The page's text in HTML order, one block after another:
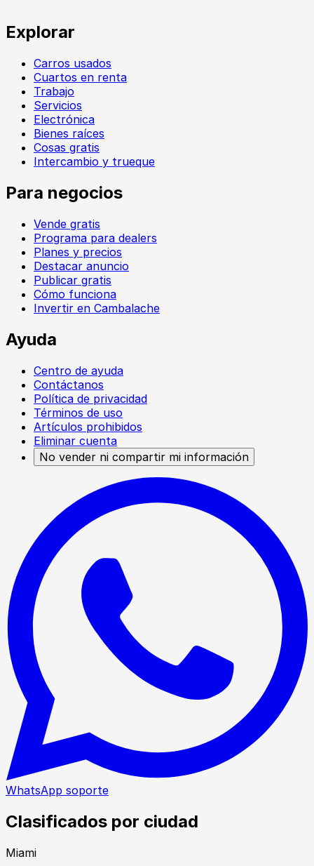
Explorar
Carros usados
Cuartos en renta
Trabajo
Servicios
Electrónica
Bienes raíces
Cosas gratis
Intercambio y trueque
Para negocios
Vende gratis
Programa para dealers
Planes y precios
Destacar anuncio
Publicar gratis
Cómo funciona
Invertir en Cambalache
Ayuda
Centro de ayuda
Contáctanos
Política de privacidad
Términos de uso
Artículos prohibidos
Eliminar cuenta
No vender ni compartir mi información
WhatsApp soporte
Clasificados por ciudad
Miami